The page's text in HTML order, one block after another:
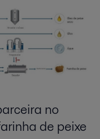
no
de peixe